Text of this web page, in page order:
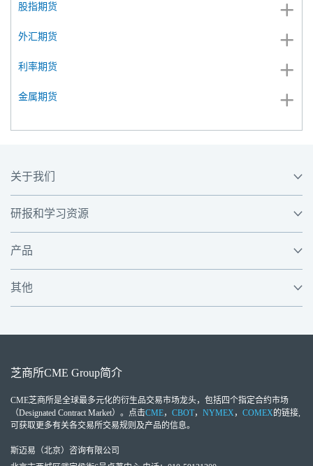
股指期货
外汇期货
利率期货
金属期货
关于我们
研报和学习资源
产品
其他
芝商所CME Group简介
CME芝商所是全球最多元化的衍生品交易市场龙头，包括四个指定合约市场
（Designated Contract Market）。点击CME， CBOT， NYMEX， COMEX的链接,
可获取更多有关各交易所交易规则及产品的信息。
斯迈易（北京）咨询有限公司